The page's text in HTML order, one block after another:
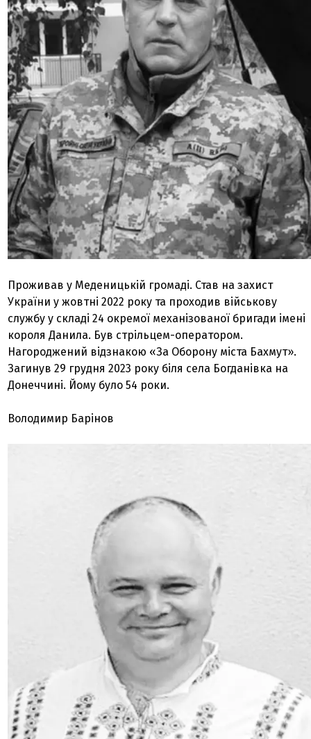
Проживав у Меденицькій громаді. Став на захист
України у жовтні 2022 року та проходив військову
службу у складі 24 окремої механізованої бригади імені
короля Данила. Був стрільцем-оператором.
Нагороджений відзнакою «За Оборону міста Бахмут».
Загинув 29 грудня 2023 року біля села Богданівка на
Донеччині. Йому було 54 роки.
Володимир Барінов